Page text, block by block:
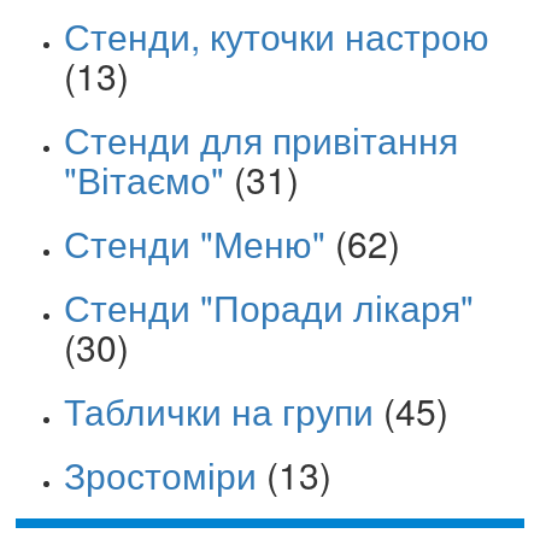
Стенди, куточки настрою
(13)
Стенди для привітання
"Вітаємо" (31)
Стенди "Меню" (62)
Стенди "Поради лікаря"
(30)
Таблички на групи (45)
Зростоміри (13)